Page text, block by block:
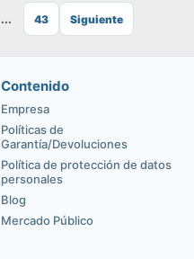
... 43 Siguiente
Contenido
Empresa
Políticas de
Garantía/Devoluciones
Política de protección de datos
personales
Blog
Mercado Público